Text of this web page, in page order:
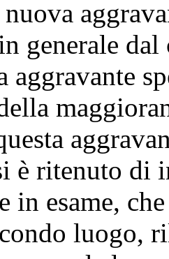
generale
aggravante
è ritenuto di
in esame,
luogo,